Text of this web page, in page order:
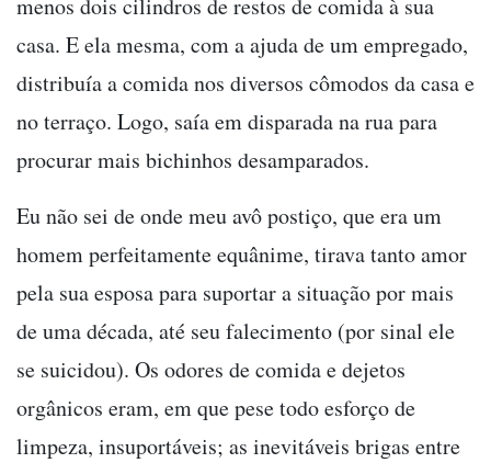
menos dois cilindros de restos de comida à sua
casa. E ela mesma, com a ajuda de um empregado,
distribuía a comida nos diversos cômodos da casa e
no terraço. Logo, saía em disparada na rua para
procurar mais bichinhos desamparados.
Eu não sei de onde meu avô postiço, que era um
homem perfeitamente equânime, tirava tanto amor
pela sua esposa para suportar a situação por mais
de uma década, até seu falecimento (por sinal ele
se suicidou). Os odores de comida e dejetos
orgânicos eram, em que pese todo esforço de
limpeza, insuportáveis; as inevitáveis brigas entre